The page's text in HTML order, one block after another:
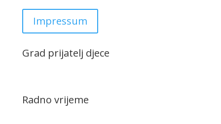
Impressum
Grad prijatelj djece
Radno vrijeme